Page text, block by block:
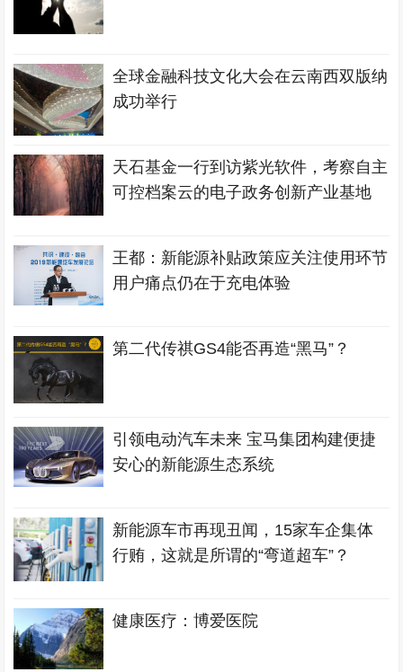
全球金融科技文化大会在云南西双版纳
成功举行
天石基金一行到访紫光软件，考察自主
可控档案云的电子政务创新产业基地
王都：新能源补贴政策应关注使用环节
用户痛点仍在于充电体验
第二代传祺GS4能否再造“黑马”？
引领电动汽车未来 宝马集团构建便捷
安心的新能源生态系统
新能源车市再现丑闻，15家车企集体
行贿，这就是所谓的“弯道超车”？
健康医疗：博爱医院